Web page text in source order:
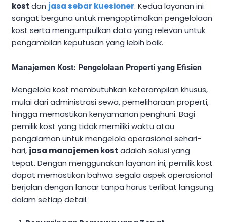
kost dan jasa sebar kuesioner. Kedua layanan ini
sangat berguna untuk mengoptimalkan pengelolaan
kost serta mengumpulkan data yang relevan untuk
pengambilan keputusan yang lebih baik.
Manajemen Kost: Pengelolaan Properti yang Efisien
Mengelola kost membutuhkan keterampilan khusus,
mulai dari administrasi sewa, pemeliharaan properti,
hingga memastikan kenyamanan penghuni. Bagi
pemilik kost yang tidak memiliki waktu atau
pengalaman untuk mengelola operasional sehari-
hari, jasa manajemen kost adalah solusi yang
tepat. Dengan menggunakan layanan ini, pemilik kost
dapat memastikan bahwa segala aspek operasional
berjalan dengan lancar tanpa harus terlibat langsung
dalam setiap detail.